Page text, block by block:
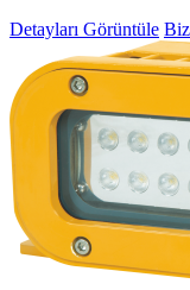
Detayları Görüntüle